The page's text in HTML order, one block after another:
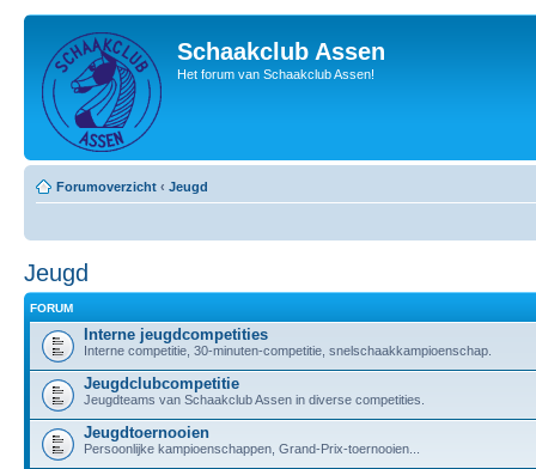
Schaakclub Assen
Het forum van Schaakclub Assen!
Forumoverzicht ‹ Jeugd
Jeugd
FORUM
Interne jeugdcompetities
Interne competitie, 30-minuten-competitie, snelschaakkampioenschap.
Jeugdclubcompetitie
Jeugdteams van Schaakclub Assen in diverse competities.
Jeugdtoernooien
Persoonlijke kampioenschappen, Grand-Prix-toernooien...